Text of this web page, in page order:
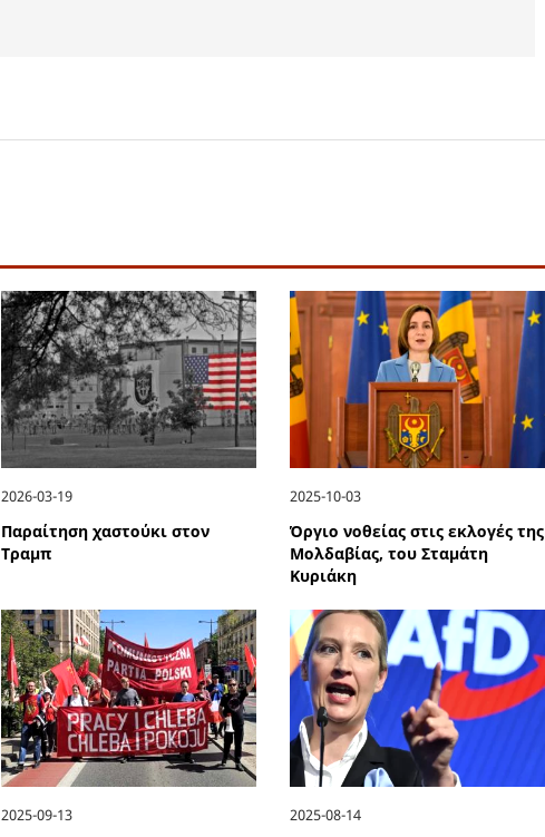
2026-03-19
Παραίτηση χαστούκι στον
Τραμπ
2025-10-03
Όργιο νοθείας στις εκλογές της
Μολδαβίας, του Σταμάτη
Κυριάκη
2025-09-13 2025-08-14